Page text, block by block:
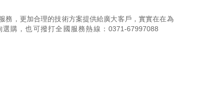
務，更加合理的技術方案提供給廣大客戶，實實在在為
購，也可撥打全國服務熱線：0371-67997088